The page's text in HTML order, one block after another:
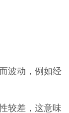
波动，例如经
较差，这意味